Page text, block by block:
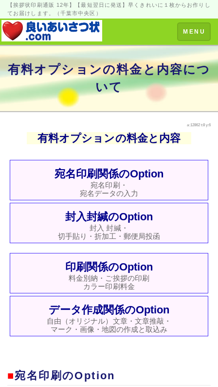
【挨拶状印刷通販 12年】【最短翌日に発送】早くきれいに１枚からお作りし
てお届けします。（千葉市中央区）
Toggle
navigation
MENU
有料オプションの料金と内容につ
いて
a:12862 t:8 y:6
有料オプションの料金と内容
宛名印刷関係のOption
宛名印刷・
宛名データの入力
封入封緘のOption
封入 封緘・
切手貼り・折加工・郵便局投函
印刷関係のOption
料金別納・ご挨拶の印刷
カラー印刷料金
データ作成関係のOption
自由（オリジナル）文章・文章推敲・
マーク・画像・地図の作成と取込み
■宛名印刷のOption